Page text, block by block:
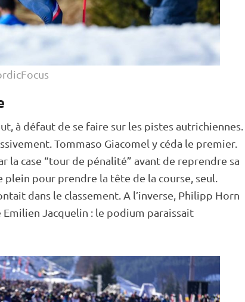
, à défaut de se faire sur les pistes autrichiennes.
Tommaso Giacomel y céda le premier.
la case “tour de pénalité” avant de reprendre sa
pour prendre la tête de la course, seul.
dans le classement. A l’inverse, Philipp Horn
Jacquelin : le podium paraissait